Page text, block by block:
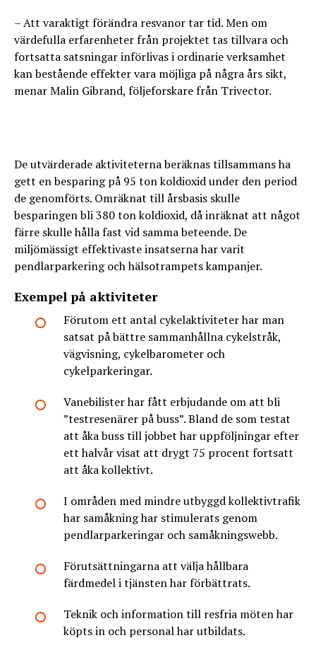
– Att varaktigt förändra resvanor tar tid. Men om
värdefulla erfarenheter från projektet tas tillvara och
fortsatta satsningar införlivas i ordinarie verksamhet
kan bestående effekter vara möjliga på några års sikt,
menar Malin Gibrand, följeforskare från Trivector.
De utvärderade aktiviteterna beräknas tillsammans ha
gett en besparing på 95 ton koldioxid under den period
de genomförts. Omräknat till årsbasis skulle
besparingen bli 380 ton koldioxid, då inräknat att något
färre skulle hålla fast vid samma beteende. De
miljömässigt effektivaste insatserna har varit
pendlarparkering och hälsotrampets kampanjer.
Exempel på aktiviteter
Förutom ett antal cykelaktiviteter har man
satsat på bättre sammanhållna cykelstråk,
vägvisning, cykelbarometer och
cykelparkeringar.
Vanebilister har fått erbjudande om att bli
”testresenärer på buss”. Bland de som testat
att åka buss till jobbet har uppföljningar efter
ett halvår visat att drygt 75 procent fortsatt
att åka kollektivt.
I områden med mindre utbyggd kollektivtrafik
har samåkning har stimulerats genom
pendlarparkeringar och samåkningswebb.
Förutsättningarna att välja hållbara
färdmedel i tjänsten har förbättrats.
Teknik och information till resfria möten har
köpts in och personal har utbildats.